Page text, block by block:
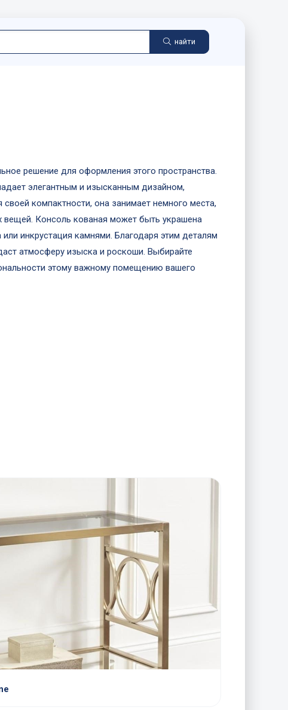
найти
решение для оформления этого пространства.
элегантным и изысканным дизайном,
компактности, она занимает немного места,
вещей. Консоль кованая может быть украшена
инкрустация камнями. Благодаря этим деталям
атмосферу изыска и роскоши. Выбирайте
этому важному помещению вашего